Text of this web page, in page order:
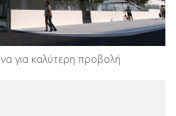
για καλύτερη προβολή